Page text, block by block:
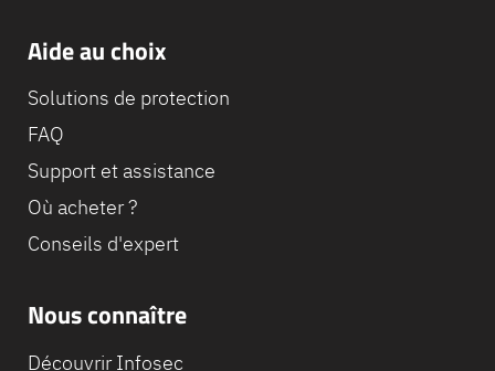
Aide au choix
Solutions de protection
FAQ
Support et assistance
Où acheter ?
Conseils d'expert
Nous connaître
Découvrir Infosec